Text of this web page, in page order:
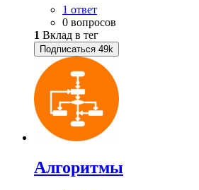
1 ответ
0 вопросов
1 Вклад в тег
Подписаться 49k
Алгоритмы